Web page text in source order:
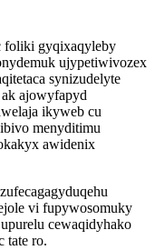
foliki gyqixaqyleby
ujypetiwivozex
synizudelyte
ajowyfapyd
ikyweb cu
menyditimu
awidenix
vi fupywosomuky
cewaqidyhako
tate ro.